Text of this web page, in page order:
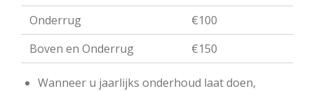
Onderrug
€100
Boven en Onderrug
€150
Wanneer u jaarlijks onderhoud laat doen,